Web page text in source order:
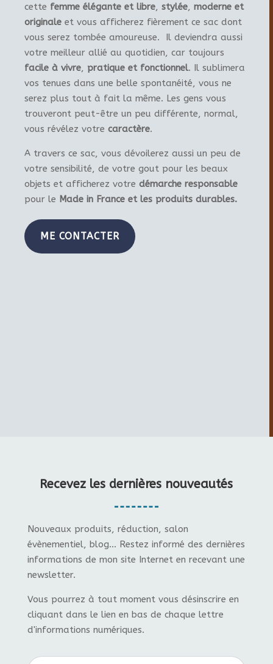
cette femme élégante et libre, stylée, moderne et
originale et vous afficherez fièrement ce sac dont
vous serez tombée amoureuse. Il deviendra aussi
votre meilleur allié au quotidien, car toujours
facile à vivre, pratique et fonctionnel. Il sublimera
vos tenues dans une belle spontanéité, vous ne
serez plus tout à fait la même. Les gens vous
trouveront peut-être un peu différente, normal,
vous révélez votre caractère.
A travers ce sac, vous dévoilerez aussi un peu de
votre sensibilité, de votre gout pour les beaux
objets et afficherez votre démarche responsable
pour le Made in France et les produits durables.
ME CONTACTER
Recevez les dernières nouveautés
Nouveaux produits, réduction, salon
évènementiel, blog... Restez informé des dernières
informations de mon site Internet en recevant une
newsletter.
Vous pourrez à tout moment vous désinscrire en
cliquant dans le lien en bas de chaque lettre
d'informations numériques.